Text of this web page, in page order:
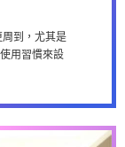
到，尤其是
用習慣來設